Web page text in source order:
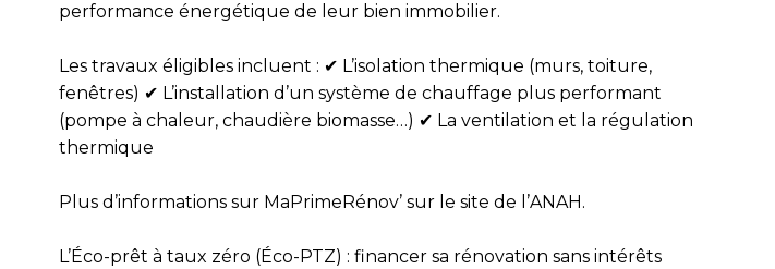
performance énergétique de leur bien immobilier.
Les travaux éligibles incluent : ✔ L’isolation thermique (murs, toiture,
fenêtres) ✔ L’installation d’un système de chauffage plus performant
(pompe à chaleur, chaudière biomasse…) ✔ La ventilation et la régulation
thermique
Plus d’informations sur MaPrimeRénov’ sur le site de l’ANAH .
L’Éco-prêt à taux zéro (Éco-PTZ) : financer sa rénovation sans intérêts